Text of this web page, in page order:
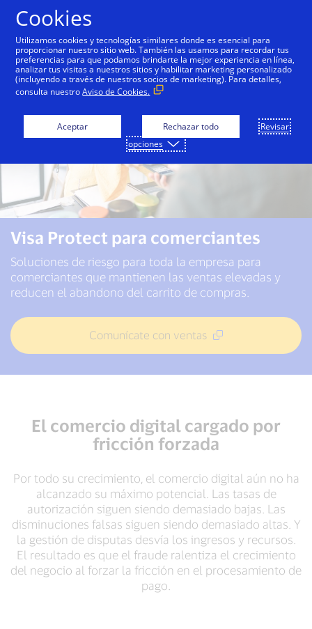
Visa Protect para comerciantes
Soluciones de riesgo para toda la empresa para
comerciantes que mantienen las ventas elevadas y
reducen el abandono del carrito de compras.
Comunícate con ventas
El comercio digital cargado por
fricción forzada
Por todo su crecimiento, el comercio digital aún no ha
alcanzado su máximo potencial. Las tasas de
autorización siguen siendo demasiado bajas. Las
disminuciones falsas siguen siendo demasiado altas. Y
la gestión de disputas desvía los ingresos y recursos.
El resultado es que el fraude ralentiza el crecimiento
del negocio al forzar la fricción en el procesamiento de
pago.
Cookies
Utilizamos cookies y tecnologías similares donde es esencial para
proporcionar nuestro sitio web. También las usamos para recordar tus
preferencias para que podamos brindarte la mejor experiencia en línea,
analizar tus visitas a nuestros sitios y habilitar marketing personalizado
(incluyendo a través de nuestros socios de marketing). Para detalles,
consulta nuestroAviso de Cookies.
Aceptar Rechazar todo
Revisar
opciones